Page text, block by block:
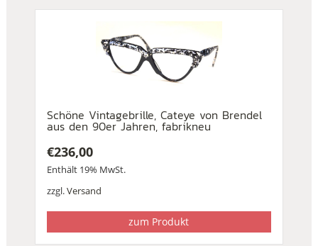
Schöne Vintagebrille, Cateye von Brendel
aus den 90er Jahren, fabrikneu
€236,00
Enthält 19% MwSt.
zzgl.Versand
zum Produkt